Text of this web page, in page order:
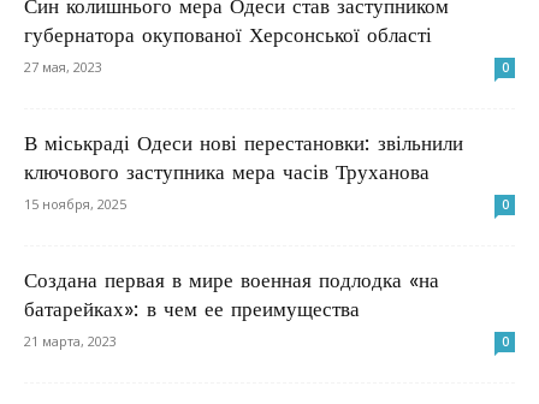
Син колишнього мера Одеси став заступником
губернатора окупованої Херсонської області
27 мая, 2023 0
В міськраді Одеси нові перестановки: звільнили
ключового заступника мера часів Труханова
15 ноября, 2025 0
Создана первая в мире военная подлодка «на
батарейках»: в чем ее преимущества
21 марта, 2023 0